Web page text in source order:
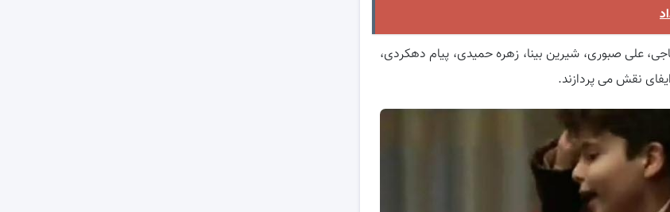
علی صبوری، شیرین بینا، زهره حمیدی، پیام دهکردی،
نقش می پردازند.